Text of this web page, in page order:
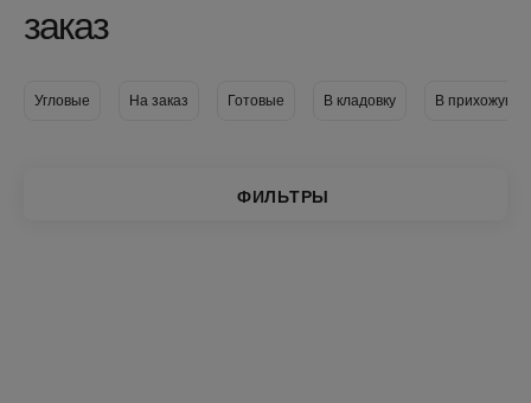
заказ
Угловые На заказ Готовые В кладовку В прихожую
ФИЛЬТРЫ